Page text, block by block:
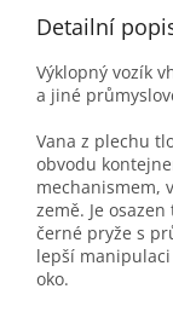
Detailní
Výklopný vozík
a jiné
Vana z plechu
obvodu
mechanismem,
země. Je
černé pryže s
lepší
oko.